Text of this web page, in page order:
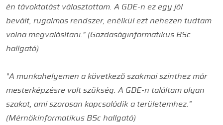
én távoktatást választottam. A GDE-n ez egy jól
bevált, rugalmas rendszer, enélkül ezt nehezen tudtam
volna megvalósítani." (Gazdaságinformatikus BSc
hallgató)
"A munkahelyemen a következő szakmai szinthez már
mesterképzésre volt szükség. A GDE-n találtam olyan
szakot, ami szorosan kapcsolódik a területemhez."
(Mérnökinformatikus BSc hallgató)